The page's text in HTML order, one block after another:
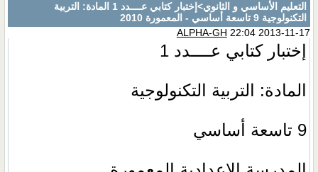
التعليم الأساسي و الثانوي
>إختبار كتابي عــــدد 1 المادة: التربية
التكنولوجية 9 تاسعة أساسي - المعمورة 2010
ALPHA-GH 22:04 2013-11-17
إختبار كتابي عــــدد 1
المادة: التربية التكنولوجية
9 تاسعة أساسي